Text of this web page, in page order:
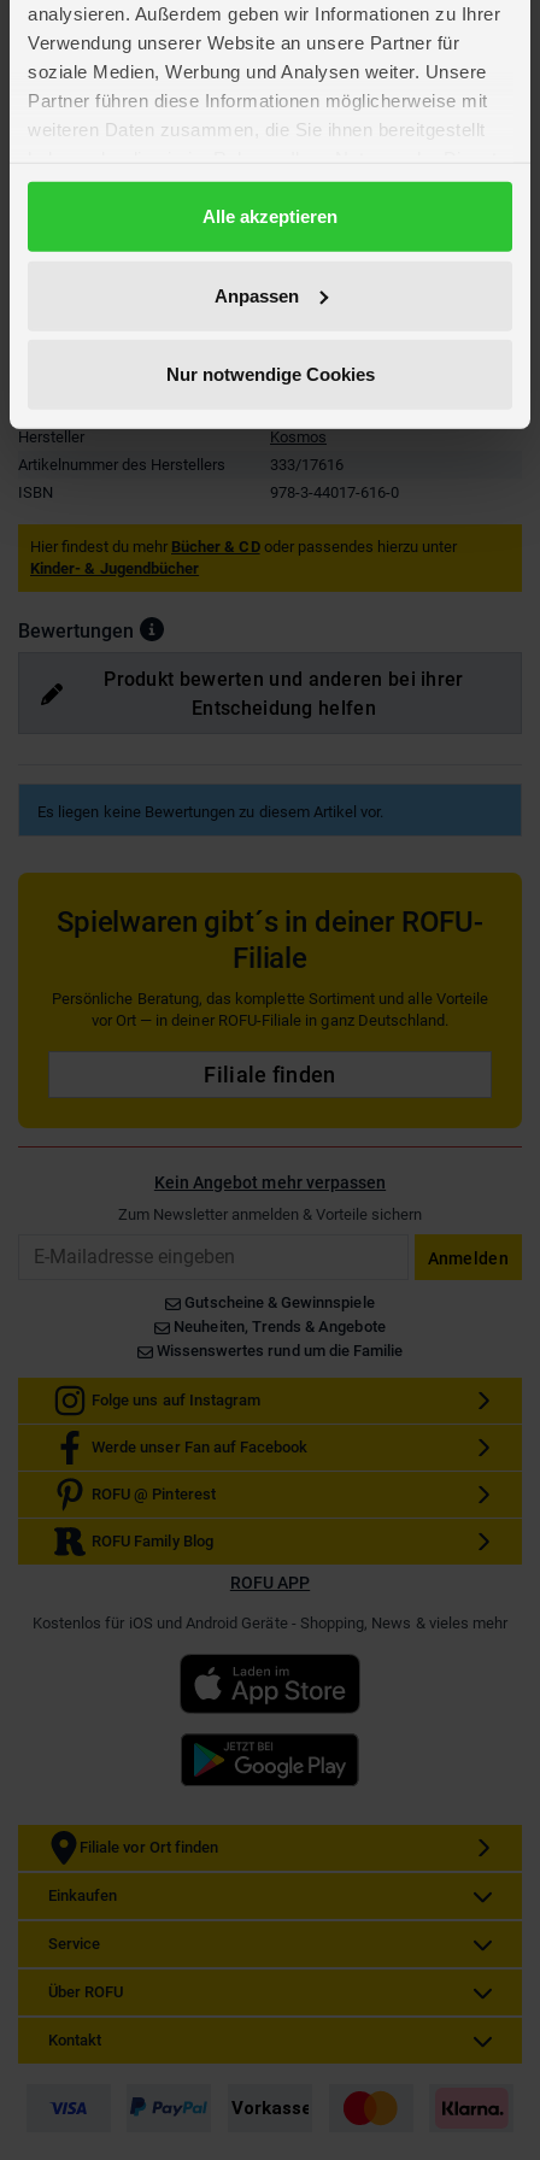
analysieren. Außerdem geben wir Informationen zu Ihrer
Verwendung unserer Website an unsere Partner für
soziale Medien, Werbung und Analysen weiter. Unsere
Partner führen diese Informationen möglicherweise mit
weiteren Daten zusammen, die Sie ihnen bereitgestellt
gesammelt haben.
DatenschutzerklärungAlle akzeptieren
Anpassen
Nur notwendige Cookies
Artikelmerkmale
Franckh-Kosmos
Artikelmaße
Länge ca. 16 cm
Höhe ca. 1,2 cm
Höhe ca. 1 cm
Hersteller
Kosmos
Artikelnummer des Herstellers
333/17616
ISBN
978-3-44017-616-0
Hier findest du mehr Bücher & CDoder passendes hierzu unter
Kinder- & Jugendbücher
Bewertungen
Produkt bewerten und anderen bei ihrer
Entscheidung helfen
Es liegen keine Bewertungen zu diesem Artikel vor.
Spielwaren gibt´s in deiner ROFU-
Filiale
Persönliche Beratung, das komplette Sortiment und alle Vorteile
vor Ort — in deiner ROFU-Filiale in ganz Deutschland.
Filiale finden
Kein Angebot mehr verpassen
Zum Newsletter anmelden & Vorteile sichern
Anmelden
Gutscheine & Gewinnspiele
Neuheiten, Trends & Angebote
Wissenswertes rund um die Familie
Folge uns auf Instagram
Werde unser Fan auf Facebook
ROFU @ Pinterest
ROFU Family Blog
ROFU APP
Kostenlos für iOS und Android Geräte - Shopping, News & vieles mehr
Filiale vor Ort finden
Einkaufen
Service
Über ROFU
Kontakt